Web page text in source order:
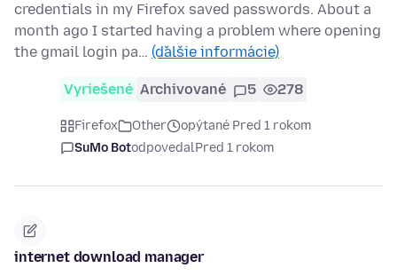
credentials in my Firefox saved passwords. About a
month ago I started having a problem where opening
the gmail login pa… (ďalšie informácie)
Vyriešené Archivované 5 278
Firefox Other
opýtané Pred 1 rokom
SuMo BotodpovedalPred 1 rokom
internet download manager